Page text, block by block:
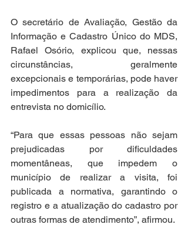
O secretário de Avaliação, Gestão da
Informação e Cadastro Único do MDS,
Rafael Osório, explicou que, nessas
circunstâncias, geralmente
excepcionais e temporárias, pode haver
impedimentos para a realização da
entrevista no domicílio.
“Para que essas pessoas não sejam
prejudicadas por dificuldades
momentâneas, que impedem o
município de realizar a visita, foi
publicada a normativa, garantindo o
registro e a atualização do cadastro por
outras formas de atendimento”, afirmou.